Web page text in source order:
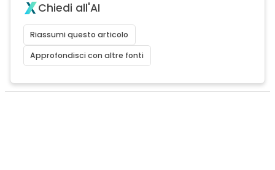
Chiedi all'AI
Riassumi questo articolo
Approfondisci con altre fonti